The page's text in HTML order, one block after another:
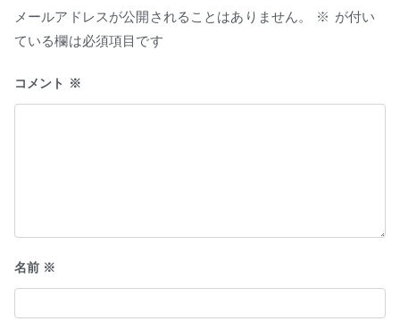
メールアドレスが公開されることはありません。 ※ が付い
ている欄は必須項目です
コメント ※
名前 ※